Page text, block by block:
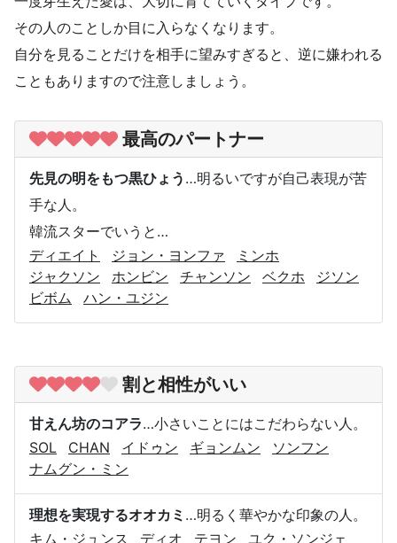
その人のことしか目に入らなくなります。
自分を見ることだけを相手に望みすぎると、逆に嫌われる
こともありますので注意しましょう。
最高のパートナー
先見の明をもつ黒ひょう …明るいですが自己表現が苦
手な人。
韓流スターでいうと…
ディエイト
ジョン・ヨンファ
ミンホ
ジャクソン
ホンビン チャンソン ベクホ
ジソン
ビボム
ハン・ユジン
割と相性がいい
甘えん坊のコアラ…小さいことにはこだわらない人。
SOL
CHAN イドゥン ギョンムン
ソンフン
ナムグン・ミン
理想を実現するオオカミ …明るく華やかな印象の人。
キム・ジュンス
ディオ テヨン ユク・ソンジェ